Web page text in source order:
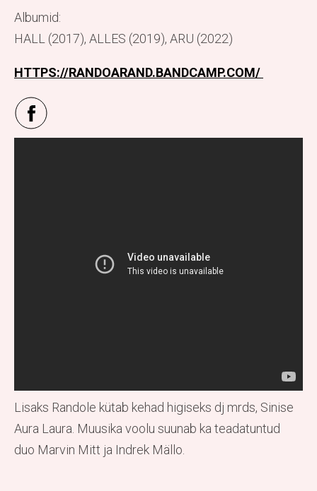
Albumid:
HALL (2017), ALLES (2019), ARU (2022)
HTTPS://RANDOARAND.BANDCAMP.COM/
Lisaks Randole kütab kehad higiseks dj mrds, Sinise
Aura Laura. Muusika voolu suunab ka teadatuntud
duo Marvin Mitt ja Indrek Mällo.